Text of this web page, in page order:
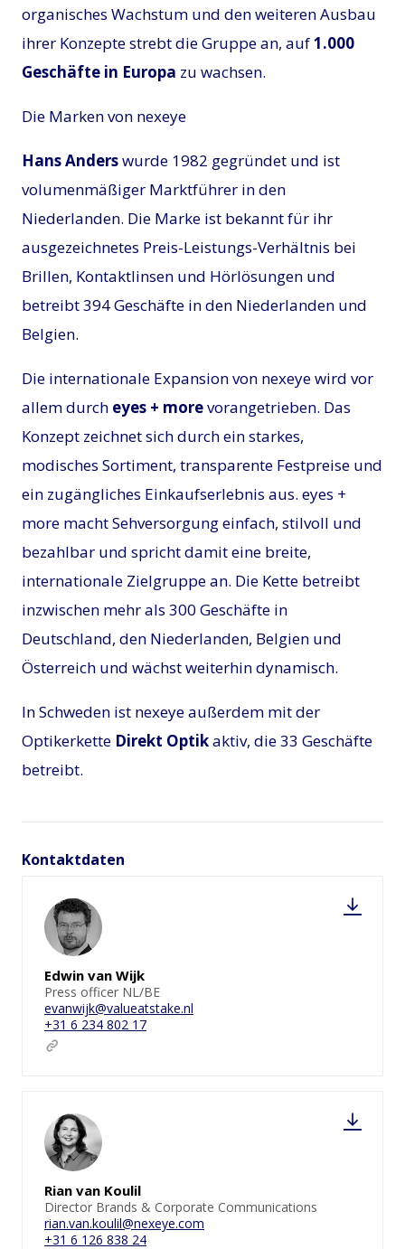
organisches Wachstum und den weiteren Ausbau
ihrer Konzepte strebt die Gruppe an, auf1.000
Geschäfte in Europa zu wachsen.
Die Marken von nexeye
Hans Anderswurde 1982 gegründet und ist
volumenmäßiger Marktführer in den
Niederlanden. Die Marke ist bekannt für ihr
ausgezeichnetes Preis-Leistungs-Verhältnis bei
Brillen, Kontaktlinsen und Hörlösungen und
betreibt 394 Geschäfte in den Niederlanden und
Belgien.
Die internationale Expansion von nexeye wird vor
allem durch eyes + morevorangetrieben. Das
Konzept zeichnet sich durch ein starkes,
modisches Sortiment, transparente Festpreise und
ein zugängliches Einkaufserlebnis aus. eyes +
more macht Sehversorgung einfach, stilvoll und
bezahlbar und spricht damit eine breite,
internationale Zielgruppe an. Die Kette betreibt
inzwischen mehr als 300 Geschäfte in
Deutschland, den Niederlanden, Belgien und
Österreich und wächst weiterhin dynamisch.
In Schweden ist nexeye außerdem mit der
Optikerkette Direkt Optikaktiv, die 33 Geschäfte
betreibt.
Kontaktdaten
Edwin van Wijk
Press officer NL/BE
evanwijk@valueatstake.nl
+31 6 234 802 17
Rian van Koulil
Director Brands & Corporate Communications
rian.van.koulil@nexeye.com
+31 6 126 838 24